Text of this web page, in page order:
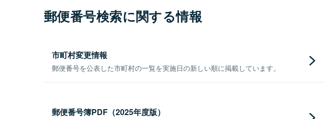
郵便番号検索に関する情報
市町村変更情報
郵便番号を公表した市町村の一覧を実施日の新しい順に掲載しています。
郵便番号簿PDF（2025年度版）